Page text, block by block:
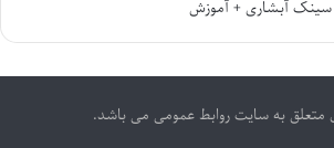
آبشاری + آموزش
متعلق به سایت روابط عمومی می باشد.